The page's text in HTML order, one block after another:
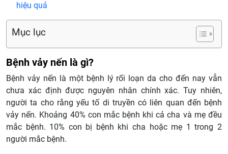
hiệu quả
Mục lục
Bệnh vảy nến là gì?
Bệnh vảy nến là một bệnh lý rối loạn da cho đến nay vẫn
chưa xác định được nguyên nhân chính xác. Tuy nhiên,
người ta cho rằng yếu tố di truyền có liên quan đến bệnh
vảy nến. Khoảng 40% con mắc bệnh khi cả cha và mẹ đều
mắc bệnh. 10% con bị bệnh khi cha hoặc mẹ 1 trong 2
người mắc bệnh.